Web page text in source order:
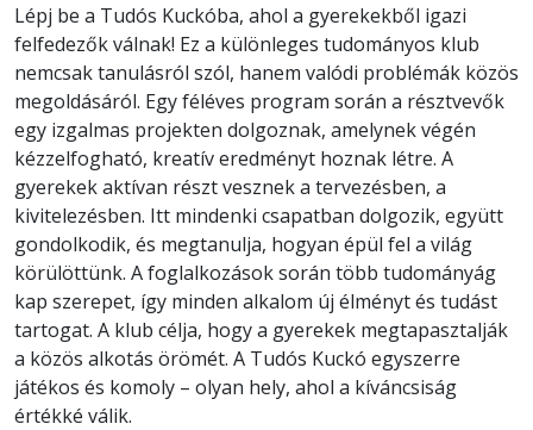
Lépj be a Tudós Kuckóba, ahol a gyerekekből igazi
felfedezők válnak! Ez a különleges tudományos klub
nemcsak tanulásról szól, hanem valódi problémák közös
megoldásáról. Egy féléves program során a résztvevők
egy izgalmas projekten dolgoznak, amelynek végén
kézzelfogható, kreatív eredményt hoznak létre. A
gyerekek aktívan részt vesznek a tervezésben, a
kivitelezésben. Itt mindenki csapatban dolgozik, együtt
gondolkodik, és megtanulja, hogyan épül fel a világ
körülöttünk. A foglalkozások során több tudományág
kap szerepet, így minden alkalom új élményt és tudást
tartogat. A klub célja, hogy a gyerekek megtapasztalják
a közös alkotás örömét. A Tudós Kuckó egyszerre
játékos és komoly – olyan hely, ahol a kíváncsiság
értékké válik.